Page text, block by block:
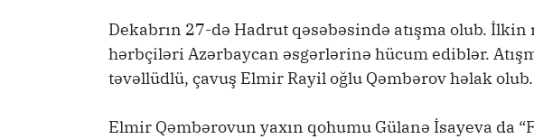
Dekabrın 27-də Hadrut qəsəbəsində atışma olub.
hərbçiləri Azərbaycan əsgərlərinə hücum ediblər.
təvəllüdlü, çavuş Elmir Rayil oğlu Qəmbərov həlak olub.
Elmir Qəmbərovun yaxın qohumu Gülanə İsayeva da